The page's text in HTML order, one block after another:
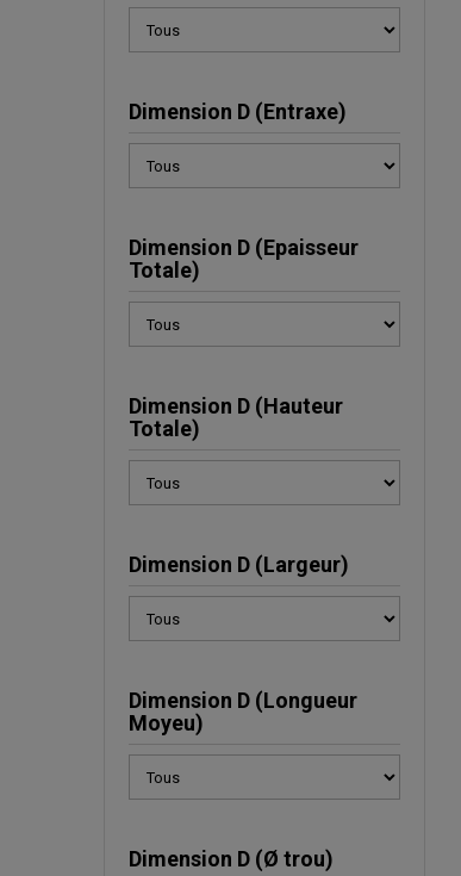
Dimension D (Entraxe)
Dimension D (Epaisseur
Totale)
Dimension D (Hauteur
Totale)
Dimension D (Largeur)
Dimension D (Longueur
Moyeu)
Dimension D (Ø trou)